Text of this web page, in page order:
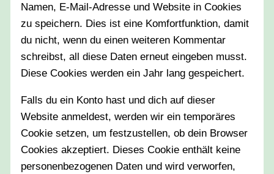
Namen, E-Mail-Adresse und Website in Cookies
zu speichern. Dies ist eine Komfortfunktion, damit
du nicht, wenn du einen weiteren Kommentar
schreibst, all diese Daten erneut eingeben musst.
Diese Cookies werden ein Jahr lang gespeichert.
Falls du ein Konto hast und dich auf dieser
Website anmeldest, werden wir ein temporäres
Cookie setzen, um festzustellen, ob dein Browser
Cookies akzeptiert. Dieses Cookie enthält keine
personenbezogenen Daten und wird verworfen,